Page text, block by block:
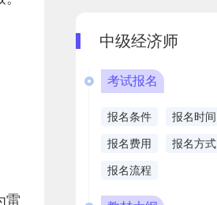
雷
中级经济师
考试报名
报名条件 报名时间
报名费用 报名方式
报名流程